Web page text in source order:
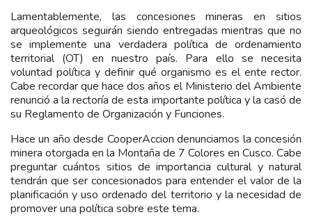
Lamentablemente, las concesiones mineras en sitios
arqueológicos seguirán siendo entregadas mientras que no
se implemente una verdadera política de ordenamiento
territorial (OT) en nuestro país. Para ello se necesita
voluntad política y definir qué organismo es el ente rector.
Cabe recordar que hace dos años el Ministerio del Ambiente
renunció a la rectoría de esta importante política y la casó de
su Reglamento de Organización y Funciones.
Hace un año desde CooperAccion denunciamos la concesión
minera otorgada en la Montaña de 7 Colores en Cusco. Cabe
preguntar cuántos sitios de importancia cultural y natural
tendrán que ser concesionados para entender el valor de la
planificación y uso ordenado del territorio y la necesidad de
promover una política sobre este tema.